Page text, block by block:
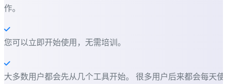
作。
您可以立即开始使用，无需培训。
大多数用户都会先从几个工具开始。 很多用户后来都会每天使